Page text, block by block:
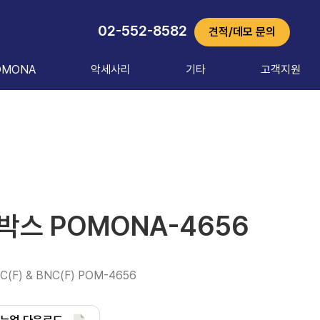
02-552-8582 견적/데모 문의
악세사리 기타 고객지원
박스 POMONA-4656
& BNC(F) POM-4656